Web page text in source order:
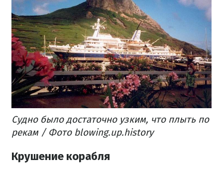
Судно было достаточно узким, что плыть по
рекам / Фото blowing.up.history
Крушение корабля